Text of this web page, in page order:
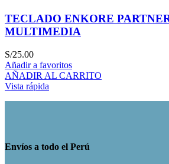
TECLADO ENKORE
MULTIMEDIA
S/25.00
Añadir a favoritos
AÑADIR AL CARRITO
Vista rápida
Envíos a todo el Perú